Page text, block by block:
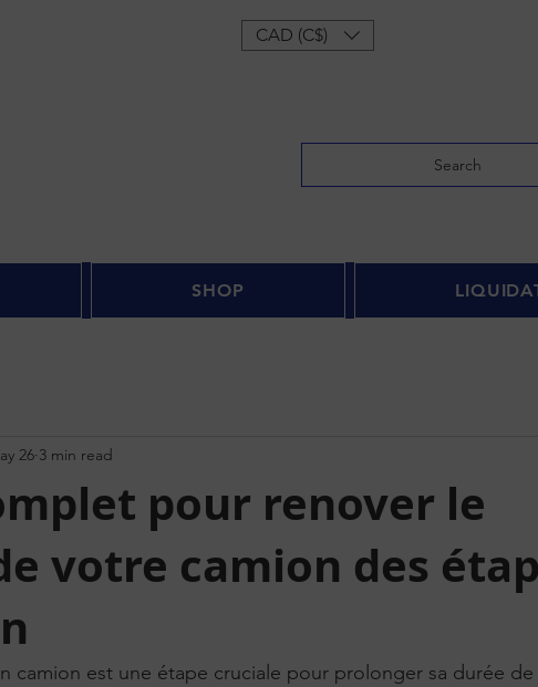
CAD (C$)
Search
SHOP
pour renover le
votre camion des
26 3 min read
camion est une étape cruciale pour prolonger sa durée